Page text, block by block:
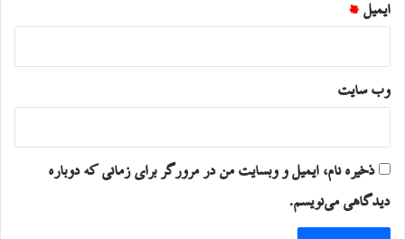
ایمیل *
وب‌ سایت
ذخیره نام، ایمیل و وبسایت من در مرورگر برای زمانی که دوباره
دیدگاهی می‌نویسم.